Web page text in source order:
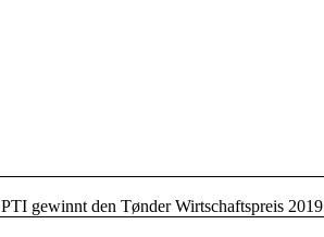
PTI gewinnt den Tønder Wirtschaftspreis 2019